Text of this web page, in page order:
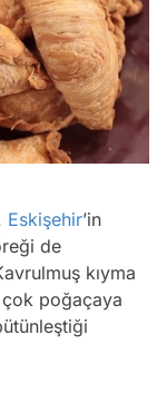
Eskişehir’in
de
kıyma
çok poğaçaya